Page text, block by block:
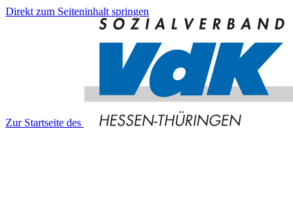
Direkt zum Seiteninhalt springen
Zur Startseite des